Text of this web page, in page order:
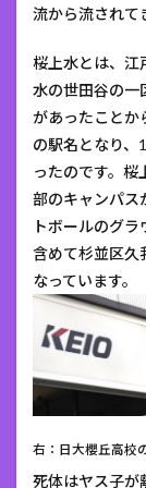
流から流されて
桜上水とは、江
水の世田谷の一
があったことか
の駅名となり、
ったのです。桜
部のキャンパス
トボールのグ
含めて杉並区久
なっています。
右：日大櫻丘高校
死体はヤス子が